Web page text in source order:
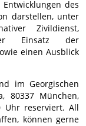
des
darstellen, unter
Zivildienst,
Einsatz der
einen Ausblick
im Georgischen
80337 München,
Uhr reserviert. All
können gerne